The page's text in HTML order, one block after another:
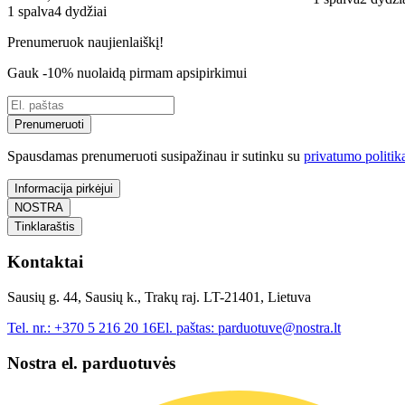
1 spalva4 dydžiai
Prenumeruok naujienlaiškį!
Gauk -10% nuolaidą pirmam apsipirkimui
Prenumeruoti
Spausdamas prenumeruoti susipažinau ir sutinku su privatumo
Informacija pirkėjui
NOSTRA
Tinklaraštis
Kontaktai
Sausių g. 44, Sausių k., Trakų raj. LT-21401, Lietuva
Tel. nr.: +370 5 216 20 16El. paštas: parduotuve@nostra.lt
Nostra el. parduotuvės